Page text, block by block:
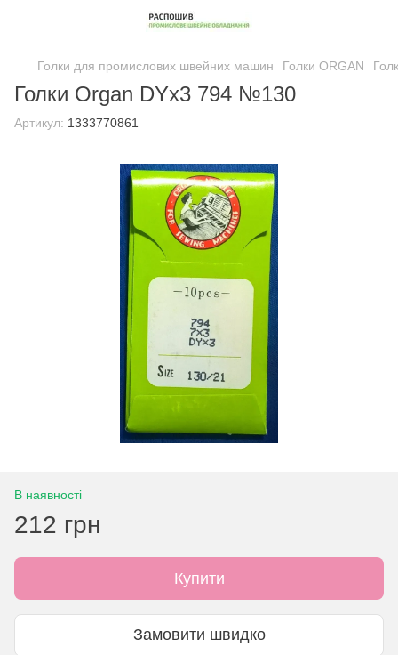
Голки для промислових швейних машин Голки ORGAN
Голки Organ DYx3 794 №130
Артикул: 1333770861
В наявності
212 грн
Купити
Замовити швидко